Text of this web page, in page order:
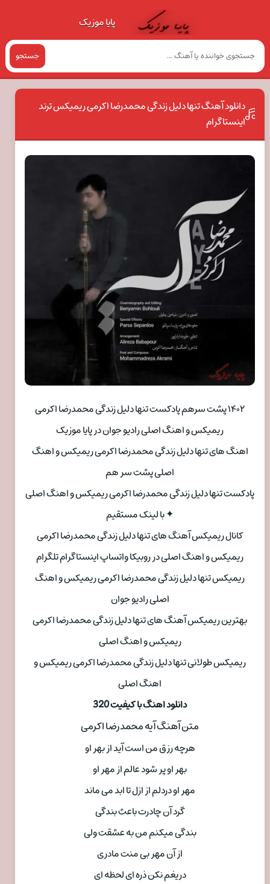
پایا موزیک
جستجو
دانلود آهنگ تنها دلیل زندگی محمدرضا اکرمی ریمیکس ترند
اینستاگرام
۱۴۰۲ پشت سرهم پادکست تنها دلیل زندگی محمدرضا اکرمی
ریمیکس و اهنگ اصلی رادیو جوان در پایا موزیک
اهنگ های تنها دلیل زندگی محمدرضا اکرمی ریمیکس و اهنگ
اصلی پشت سر هم
پادکست تنها دلیل زندگی محمدرضا اکرمی ریمیکس و اهنگ اصلی
✦ با لینک مستقیم
کانال ریمیکس آهنگ های تنها دلیل زندگی محمدرضا اکرمی
ریمیکس و اهنگ اصلی در روبیکا واتساپ اینستاگرام تلگرام
ریمیکس تنها دلیل زندگی محمدرضا اکرمی ریمیکس و اهنگ
اصلی رادیو جوان
بهترین ریمیکس آهنگ های تنها دلیل زندگی محمدرضا اکرمی
ریمیکس و اهنگ اصلی
ریمیکس طولانی تنها دلیل زندگی محمدرضا اکرمی ریمیکس و
اهنگ اصلی
دانلود اهنگ با کیفیت 320
متن آهنگ آیه محمدرضا اکرمی
هرچه رزق من است آید از بهر او
بهر او پر شود عالم از مهر او
مهر او دردلم از ازل تا ابد می ماند
گرد آن چادرت باعث بندگی
بندگی میکنم من به عشقت ولی
از آن مهر بی منت مادری
دریغم نکن ذره ای لحظه ای